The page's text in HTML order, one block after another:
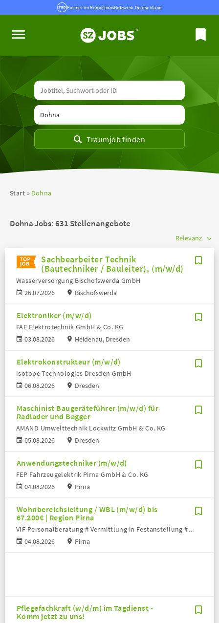
Partner im RedaktionsNetzwerk Deutschland
Start Dohna
Dohna Jobs:631 Stellenangebote
Sachbearbeiter Technik
(Bautechniker / Bauleiter), (m/w/d)
26.07.2026
Wasserversorgung Bischofswerda GmbH
Bischofswerda
Elektroniker (m/w/d)
03.08.2026
FAE Elektrotechnik GmbH & Co. KG
Heidenau, Dresden
Elektrokonstrukteur (m/w/d)
06.08.2026
Isotope Technologies Dresden GmbH
Dresden
Maschinist Baugeräteführer (m/w/d) für
Radlader und Bagger
05.08.2026
AMAND Umwelttechnik Lockwitz GmbH & Co. KG
Dresden
Anwendungstechniker (m/w/d)
04.08.2026
FEP Fahrzeugelektrik Pirna GmbH & Co. KG
Pirna
Wohnbereichsleitung / WBL (m/w/d) bis
67.200€ | Region Pirna
04.08.2026
VIF Personalberatung # Vermittlung in Festanstellung # Volker Bronheim
Pirna
Pflegefachkraft (w/d/m) im Tagdienst -
Komm jetzt zu uns!